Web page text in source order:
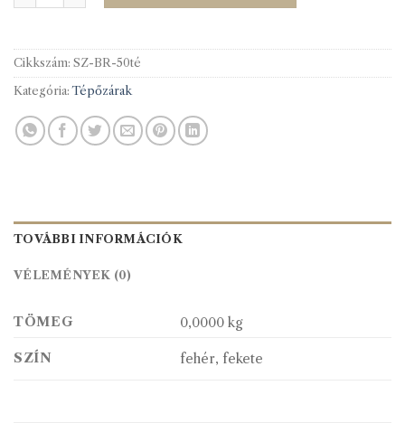
Cikkszám: SZ-BR-50té
Kategória:Tépőzárak
TOVÁBBI INFORMÁCIÓK
VÉLEMÉNYEK (0)
TÖMEG 0,0000 kg
SZÍN fehér, fekete